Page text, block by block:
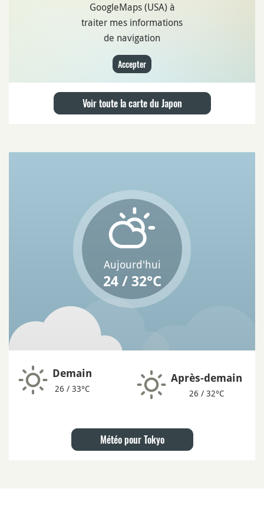
GoogleMaps (USA) à
traiter mes informations
de navigation
Accepter
Voir toute la carte du Japon
Aujourd'hui
24 / 32°C
Demain
26 / 33°C
Après-demain
26 / 32°C
Météo pour Tokyo